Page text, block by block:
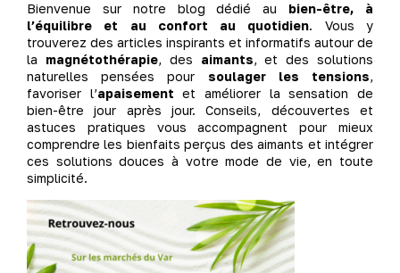
Bienvenue sur notre blog dédié au bien-être, à
l’équilibre et au confort au quotidien. Vous y
trouverez des articles inspirants et informatifs autour de
la magnétothérapie, des aimants, et des solutions
naturelles pensées pour soulager les tensions,
favoriser l’apaisement et améliorer la sensation de
bien-être jour après jour. Conseils, découvertes et
astuces pratiques vous accompagnent pour mieux
comprendre les bienfaits perçus des aimants et intégrer
ces solutions douces à votre mode de vie, en toute
simplicité.